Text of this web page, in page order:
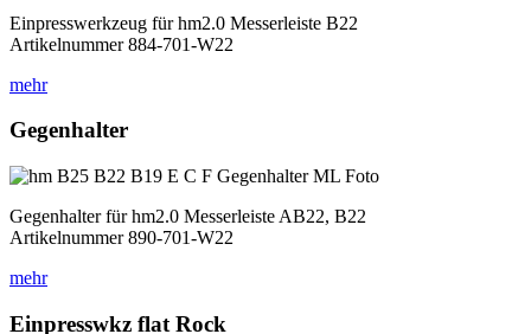
Einpresswerkzeug für hm2.0 Messerleiste B22
Artikelnummer 884-701-W22
mehr
Gegenhalter
Gegenhalter für hm2.0 Messerleiste AB22, B22
Artikelnummer 890-701-W22
mehr
Einpresswkz flat Rock